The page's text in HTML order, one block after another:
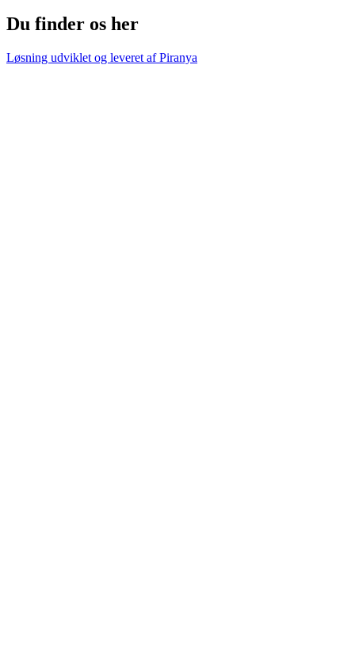
Du finder os her
Løsning udviklet og leveret afPiranya